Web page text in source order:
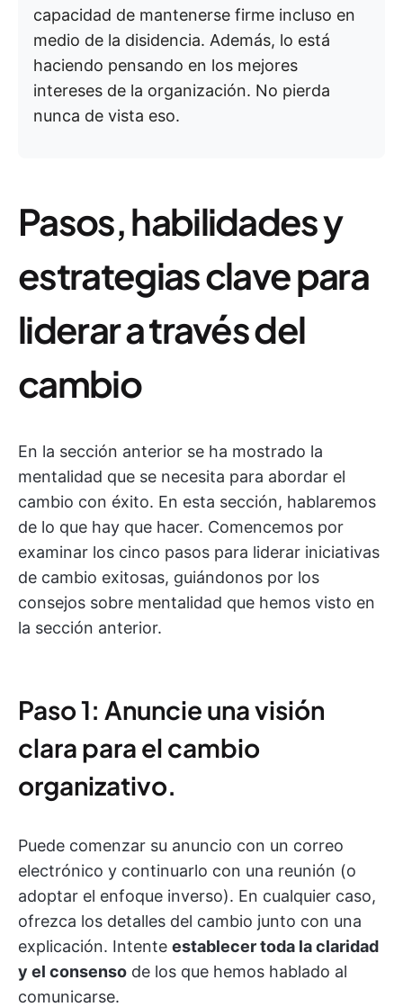
capacidad de mantenerse firme incluso en
medio de la disidencia. Además, lo está
haciendo pensando en los mejores
intereses de la organización. No pierda
nunca de vista eso.
Pasos, habilidades y
estrategias clave para
liderar a través del
cambio
En la sección anterior se ha mostrado la
mentalidad que se necesita para abordar el
cambio con éxito. En esta sección, hablaremos
de lo que hay que hacer. Comencemos por
examinar los cinco pasos para liderar iniciativas
de cambio exitosas, guiándonos por los
consejos sobre mentalidad que hemos visto en
la sección anterior.
Paso 1: Anuncie una visión
clara para el cambio
organizativo.
Puede comenzar su anuncio con un correo
electrónico y continuarlo con una reunión (o
adoptar el enfoque inverso). En cualquier caso,
ofrezca los detalles del cambio junto con una
explicación. Intente establecer toda la claridad
y el consenso de los que hemos hablado al
comunicarse.